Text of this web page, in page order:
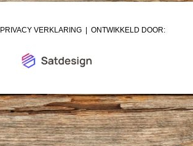
PRIVACY VERKLARING | ONTWIKKELD DOOR: